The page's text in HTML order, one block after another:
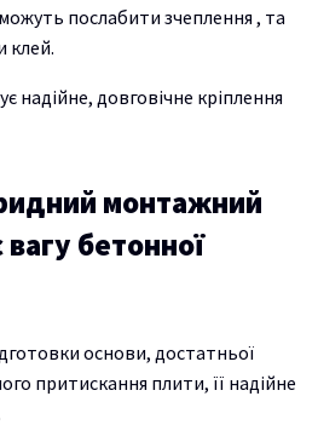
послабити зчеплення , та
клей.
надійне, довговічне кріплення
монтажний
бетонної
основи, достатньої
притискання плити, її надійне